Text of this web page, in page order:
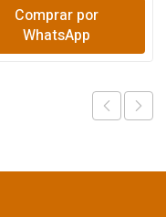
Comprar por
WhatsApp